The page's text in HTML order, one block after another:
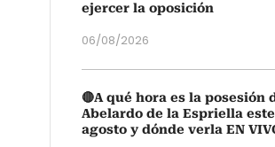
ejercer la oposición
06/08/2026
🔴A qué hora es la posesión
Abelardo de la Espriella este
agosto y dónde verla EN